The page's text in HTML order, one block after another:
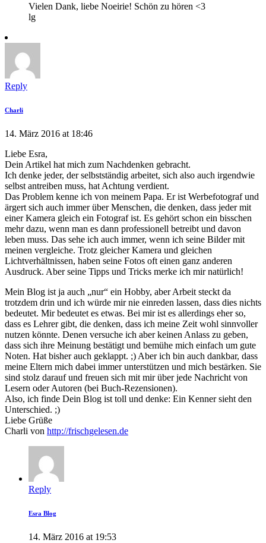
Vielen Dank, liebe Noeirie! Schön zu hören <3
lg
Reply
Charli
14. März 2016 at 18:46
Liebe Esra,
Dein Artikel hat mich zum Nachdenken gebracht.
Ich denke jeder, der selbstständig arbeitet, sich also auch irgendwie
selbst antreiben muss, hat Achtung verdient.
Das Problem kenne ich von meinem Papa. Er ist Werbefotograf und
ärgert sich auch immer über Menschen, die denken, dass jeder mit
einer Kamera gleich ein Fotograf ist. Es gehört schon ein bisschen
mehr dazu, wenn man es dann professionell betreibt und davon
leben muss. Das sehe ich auch immer, wenn ich seine Bilder mit
meinen vergleiche. Trotz gleicher Kamera und gleichen
Lichtverhältnissen, haben seine Fotos oft einen ganz anderen
Ausdruck. Aber seine Tipps und Tricks merke ich mir natürlich!
Mein Blog ist ja auch „nur“ ein Hobby, aber Arbeit steckt da
trotzdem drin und ich würde mir nie einreden lassen, dass dies nichts
bedeutet. Mir bedeutet es etwas. Bei mir ist es allerdings eher so,
dass es Lehrer gibt, die denken, dass ich meine Zeit wohl sinnvoller
nutzen könnte. Denen versuche ich aber keinen Anlass zu geben,
dass sich ihre Meinung bestätigt und bemühe mich einfach um gute
Noten. Hat bisher auch geklappt. ;) Aber ich bin auch dankbar, dass
meine Eltern mich dabei immer unterstützen und mich bestärken. Sie
sind stolz darauf und freuen sich mit mir über jede Nachricht von
Lesern oder Autoren (bei Buch-Rezensionen).
Also, ich finde Dein Blog ist toll und denke: Ein Kenner sieht den
Unterschied. ;)
Liebe Grüße
Charli von http://frischgelesen.de
Reply
Esra Blog
14. März 2016 at 19:53